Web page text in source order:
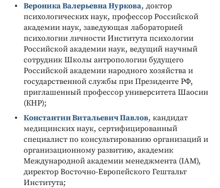
Вероника Валерьевна Нуркова, доктор
психологических наук, профессор Российской
академии наук, заведующая лабораторией
психологии личности Института психологии
Российской академии наук, ведущий научный
сотрудник Школы антропологии будущего
Российской академии народного хозяйства и
государственной службы при Президенте РФ,
приглашенный профессор университета Шаосин
(КНР);
Константин Витальевич Павлов, кандидат
медицинских наук, сертифицированный
специалист по консультированию организаций и
организационному развитию, академик
Международной академии менеджмента (IAM),
директор Восточно-Европейского Гештальт
Института;